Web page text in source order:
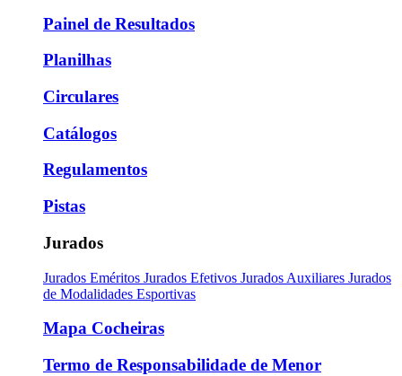
Painel de Resultados
Planilhas
Circulares
Catálogos
Regulamentos
Pistas
Jurados
Jurados Eméritos Jurados Efetivos Jurados Auxiliares Jurados
de Modalidades Esportivas
Mapa Cocheiras
Termo de Responsabilidade de Menor